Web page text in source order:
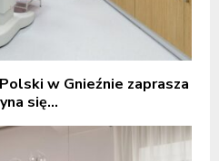
w Gnieźnie zaprasza
się...